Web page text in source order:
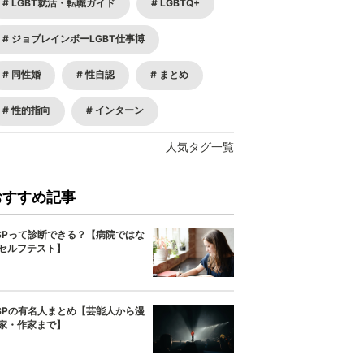
LGBT就活・転職ガイド LGBTQ+
ジョブレインボーLGBT仕事博
同性婚 性自認 まとめ
性的指向 インターン
人気タグ一覧
すすめ記事
って診断できる？【病院ではな
ルフテスト】
の有名人まとめ【芸能人から漫
・作家まで】